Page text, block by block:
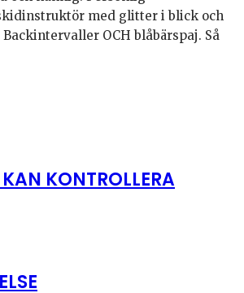
med glitter i blick och
OCH blåbärspaj. Så
KONTROLLERA